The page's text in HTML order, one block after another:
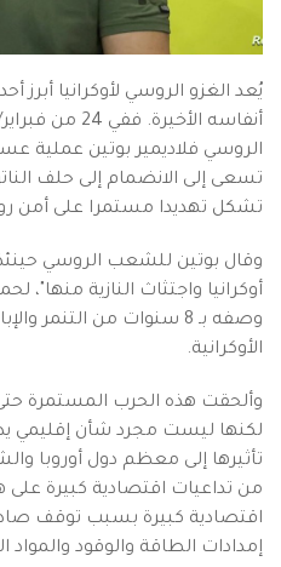
أنفاسه
الروسي فلاديمير بوتين عملية
تسعى إلى الانضمام إلى حلف
تشكل تهديدا مستمرا على أمن
وقال بوتين للشعب الروسي
أوكرانيا واجتثاث النازية منها"،
وصفه بـ 8 سنوات من
الأوكرانية.
وألحقت هذه الحرب المستمرة حتى
لكنها ليست مجرد شأن إقليمي
تأثيرها إلى معظم دول أوروبا
من تداعيات اقتصادية كبيرة على
اقتصادية كبيرة بسبب توقف
إمدادات الطاقة والوقود والمواد